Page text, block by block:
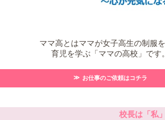
ママ高とはママが女子高生の制服
育児を学ぶ「ママの高校」です。
お仕事のご依頼はコチラ
校長は「私